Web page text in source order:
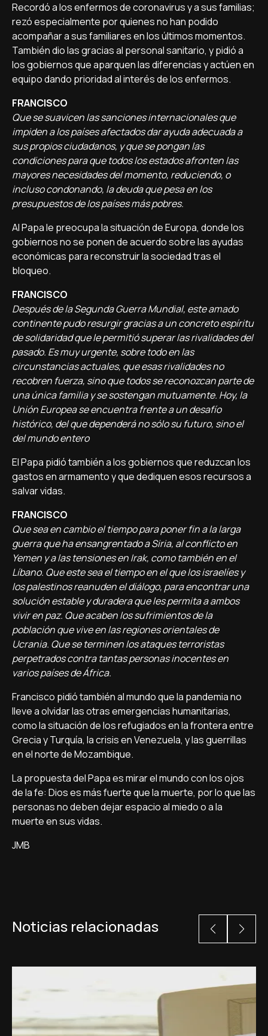
Recordó a los enfermos de coronavirus y a sus familias;
rezó especialmente por quienes no han podido
acompañar a sus familiares en los últimos momentos.
También dio las gracias al personal sanitario, y pidió a
los gobiernos que aparquen las diferencias y actúen en
equipo dando prioridad al interés de los enfermos.
FRANCISCO
Que se suavicen las sanciones internacionales que
impiden a los países afectados dar ayuda adecuada a
sus propios ciudadanos, y que se pongan las
condiciones para que todos los estados afronten las
mayores necesidades del momento, reduciendo, o
incluso condonando, la deuda que pesa en los
presupuestos de los países más pobres.
Al Papa le preocupa la situación de Europa, donde los
gobiernos no se ponen de acuerdo sobre las ayudas
económicas para reconstruir la sociedad tras el
bloqueo.
FRANCISCO
Después de la Segunda Guerra Mundial, este amado
continente pudo resurgir gracias a un concreto espíritu
de solidaridad que le permitió superar las rivalidades del
pasado. Es muy urgente, sobre todo en las
circunstancias actuales, que esas rivalidades no
recobren fuerza, sino que todos se reconozcan parte de
una única familia y se sostengan mutuamente. Hoy, la
Unión Europea se encuentra frente a un desafío
histórico, del que dependerá no sólo su futuro, sino el
del mundo entero
El Papa pidió también a los gobiernos que reduzcan los
gastos en armamento y que dediquen esos recursos a
salvar vidas.
FRANCISCO
Que sea en cambio el tiempo para poner fin a la larga
guerra que ha ensangrentado a Siria, al conflicto en
Yemen y a las tensiones en Irak, como también en el
Líbano. Que este sea el tiempo en el que los israelíes y
los palestinos reanuden el diálogo, para encontrar una
solución estable y duradera que les permita a ambos
vivir en paz. Que acaben los sufrimientos de la
población que vive en las regiones orientales de
Ucrania. Que se terminen los ataques terroristas
perpetrados contra tantas personas inocentes en
varios países de África.
Francisco pidió también al mundo que la pandemia no
lleve a olvidar las otras emergencias humanitarias,
como la situación de los refugiados en la frontera entre
Grecia y Turquía, la crisis en Venezuela, y las guerrillas
en el norte de Mozambique.
La propuesta del Papa es mirar el mundo con los ojos
de la fe: Dios es más fuerte que la muerte, por lo que las
personas no deben dejar espacio al miedo o a la
muerte en sus vidas.
JMB
Noticias relacionadas